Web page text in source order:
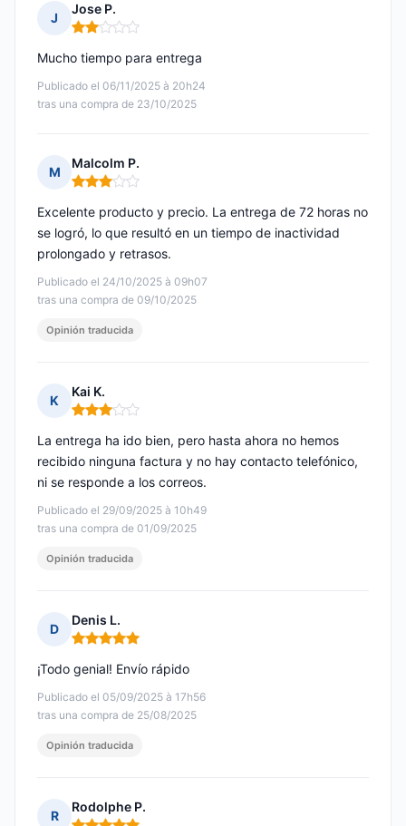
J
Jose P.
Nota: 2 de 5
Publicado el 06/11/2025 à 20h24
tras una compra de 23/10/2025
Mucho tiempo para entrega
M
Malcolm P.
Nota: 3 de 5
Publicado el 24/10/2025 à 09h07
tras una compra de 09/10/2025
Excelente producto y precio. La entrega de 72 horas no
se logró, lo que resultó en un tiempo de inactividad
prolongado y retrasos.
Opinión traducida
K
Kai K.
Nota: 3 de 5
Publicado el 29/09/2025 à 10h49
tras una compra de 01/09/2025
La entrega ha ido bien, pero hasta ahora no hemos
recibido ninguna factura y no hay contacto telefónico,
ni se responde a los correos.
Opinión traducida
D
Denis L.
Nota: 5 de 5
Publicado el 05/09/2025 à 17h56
tras una compra de 25/08/2025
¡Todo genial! Envío rápido
Opinión traducida
R
Rodolphe P.